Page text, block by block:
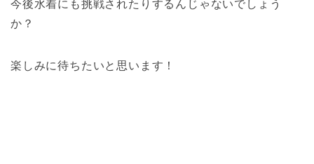
今後水着にも挑戦されたりするんじゃないでしょう
か？
楽しみに待ちたいと思います！